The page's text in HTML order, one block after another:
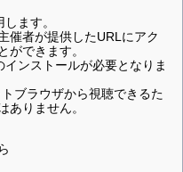
ます。
催者が提供したURLにアク
ができます。
ンストールが必要となりま
ブラウザから視聴できるた
ありません。